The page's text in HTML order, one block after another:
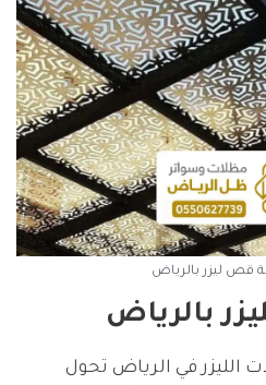
قص ليزر بالرياض
بالرياض
في الرياض تحول